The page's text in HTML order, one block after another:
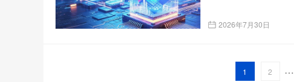
2026年7月30日
1 2 …